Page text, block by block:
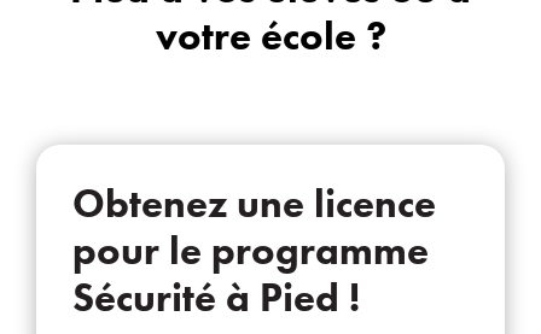
votre école ?
Obtenez une licence
pour le programme
Sécurité à Pied !